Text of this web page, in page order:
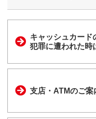
キャッシュカード
犯罪に遭われた時
支店・ATMのご案